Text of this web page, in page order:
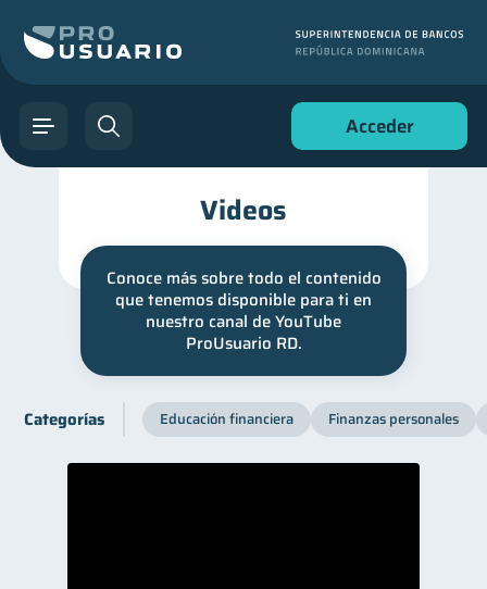
Acceder
Videos
Conoce más sobre todo el contenido
que tenemos disponible para ti en
nuestro canal de YouTube
ProUsuario RD.
Categorías Educación financiera Finanzas personales